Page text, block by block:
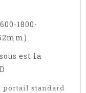
1800-
est la
portail standard